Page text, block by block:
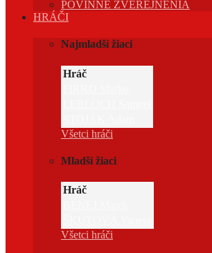
POVINNÉ ZVEREJNENIA
HRÁČI
Najmladší žiaci
Hráč
Všetci hráči
Mladší žiaci
Hráč
Všetci hráči